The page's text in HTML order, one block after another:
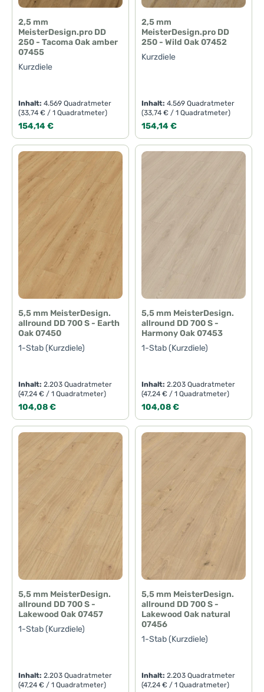
2,5 mm
MeisterDesign.pro DD
250 - Tacoma Oak amber
07455
Kurzdiele
Inhalt:4.569 Quadratmeter
(33,74 € / 1 Quadratmeter)
Regulärer Preis:
154,14 €
2,5 mm
MeisterDesign.pro DD
250 - Wild Oak 07452
Kurzdiele
Inhalt:4.569 Quadratmeter
(33,74 € / 1 Quadratmeter)
Regulärer Preis:
154,14 €
5,5 mm MeisterDesign.
allround DD 700 S - Earth
Oak 07450
1-Stab (Kurzdiele)
Inhalt:2.203 Quadratmeter
(47,24 € / 1 Quadratmeter)
Regulärer Preis:
104,08 €
5,5 mm MeisterDesign.
allround DD 700 S -
Harmony Oak 07453
1-Stab (Kurzdiele)
Inhalt:2.203 Quadratmeter
(47,24 € / 1 Quadratmeter)
Regulärer Preis:
104,08 €
5,5 mm MeisterDesign.
allround DD 700 S -
Lakewood Oak 07457
1-Stab (Kurzdiele)
Inhalt:2.203 Quadratmeter
(47,24 € / 1 Quadratmeter)
5,5 mm MeisterDesign.
allround DD 700 S -
Lakewood Oak natural
07456
1-Stab (Kurzdiele)
Inhalt:2.203 Quadratmeter
(47,24 € / 1 Quadratmeter)